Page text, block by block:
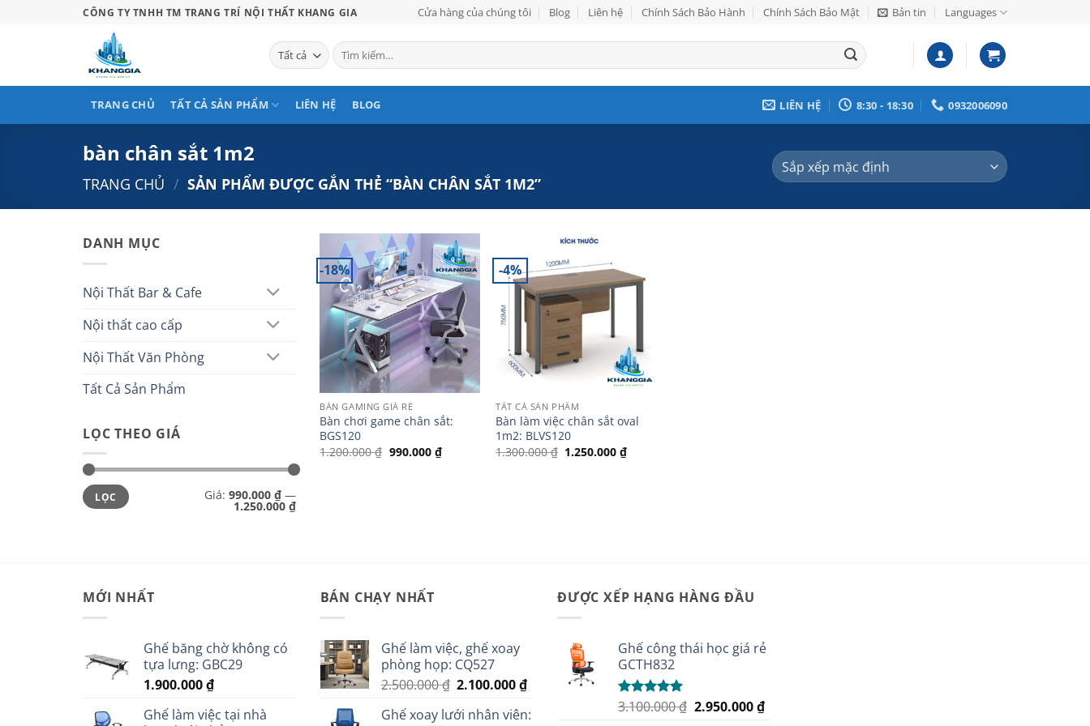
CÔNG TY TNHH TM TRANG TRÍ NỘI THẤT KHANG GIA Cửa hàng của chúng tôi Blog Liên hệ Chính Sách Bảo Hành Chính Sách Bảo Mật Bản tin Languages
Tìm
kiếm:
TRANG CHỦ TẤT CẢ SẢN PHẨM LIÊN HỆ BLOG LIÊN HỆ 8:30 - 18:30 0932006090
bàn chân sắt 1m2
TRANG CHỦ / SẢN PHẨM ĐƯỢC GẮN THẺ “BÀN CHÂN SẮT 1M2”
DANH MỤC
Nội Thất Bar & Cafe
Nội thất cao cấp
Nội Thất Văn Phòng
Tất Cả Sản Phẩm
LỌC THEO GIÁ
Giá
tối
thiểu
Giá
tối
đa
LỌC Giá: 990.000 ₫—
1.250.000 ₫
-18%
BÀN GAMING GIÁ RẺ
Bàn chơi game chân sắt:
BGS120
1.200.000₫ Giá
990.000 ₫Giá
hiện
-4%
TẤT CẢ SẢN PHẨM
Bàn làm việc chân sắt oval
1m2: BLVS120
1.300.000₫ Giá
1.250.000₫Giá
MỚI NHẤT
Ghế băng chờ không có
tựa lưng: GBC29
1.900.000₫
Ghế làm việc tại nhà
BÁN CHẠY NHẤT
Ghế làm việc, ghế xoay
phòng họp: CQ527
2.500.000₫ Giá
là:
2.100.000₫Giá
tại
Ghế xoay lưới nhân viên:
ĐƯỢC XẾP HẠNG HÀNG ĐẦU
Ghế công thái học giá rẻ
GCTH832
Được xếp
3.100.000₫ Giá
2.950.000₫Giá